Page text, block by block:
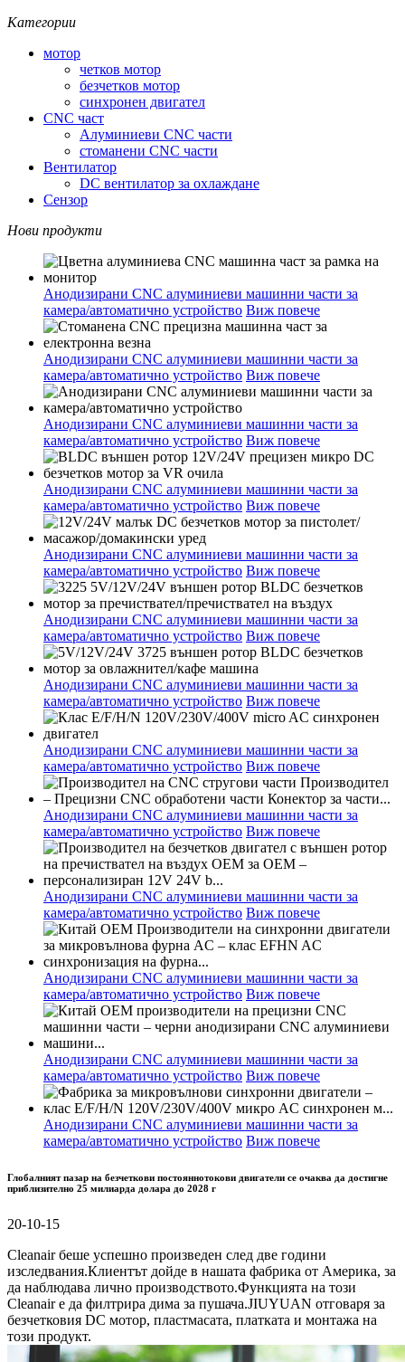
Категории
мотор
четков мотор
безчетков мотор
синхронен двигател
CNC част
Алуминиеви CNC части
стоманени CNC части
Вентилатор
DC вентилатор за охлаждане
Сензор
Нови продукти
Анодизирани CNC алуминиеви машинни части за
камера/автоматично устройство Виж повече
Анодизирани CNC алуминиеви машинни части за
камера/автоматично устройство Виж повече
Анодизирани CNC алуминиеви машинни части за
камера/автоматично устройство Виж повече
Анодизирани CNC алуминиеви машинни части за
камера/автоматично устройство Виж повече
Анодизирани CNC алуминиеви машинни части за
камера/автоматично устройство Виж повече
Анодизирани CNC алуминиеви машинни части за
камера/автоматично устройство Виж повече
Анодизирани CNC алуминиеви машинни части за
камера/автоматично устройство Виж повече
Анодизирани CNC алуминиеви машинни части за
камера/автоматично устройство Виж повече
Анодизирани CNC алуминиеви машинни части за
камера/автоматично устройство Виж повече
Анодизирани CNC алуминиеви машинни части за
камера/автоматично устройство Виж повече
Анодизирани CNC алуминиеви машинни части за
камера/автоматично устройство Виж повече
Анодизирани CNC алуминиеви машинни части за
камера/автоматично устройство Виж повече
Анодизирани CNC алуминиеви машинни части за
камера/автоматично устройство Виж повече
Глобалният пазар на безчеткови постояннотокови двигатели се очаква да достигне
приблизително 25 милиарда долара до 2028 г
20-10-15
Cleanair беше успешно произведен след две години
изследвания.Клиентът дойде в нашата фабрика от Америка, за
да наблюдава лично производството.Функцията на този
Cleanair е да филтрира дима за пушача.JIUYUAN отговаря за
безчетковия DC мотор, пластмасата, платката и монтажа на
този продукт.